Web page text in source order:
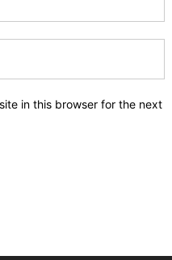
in this browser for the next